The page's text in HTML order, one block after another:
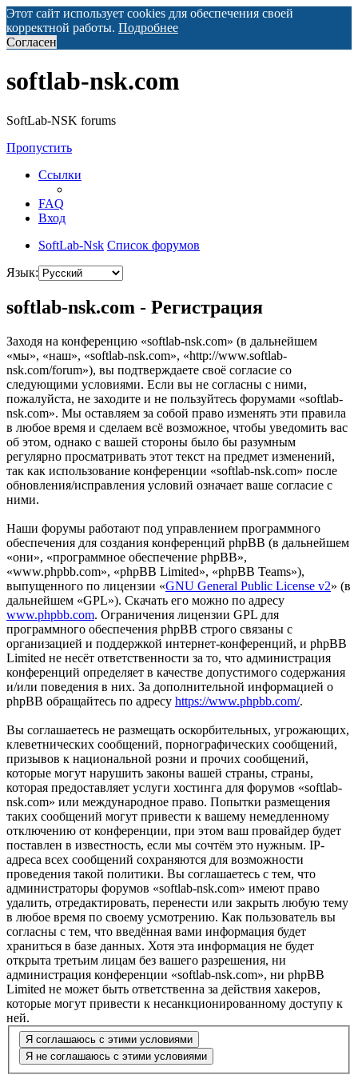
Этот сайт использует cookies для обеспечения своей
корректной работы. Подробнее
Согласен
softlab-nsk.com
SoftLab-NSK forums
Пропустить
Ссылки
FAQ
Вход
SoftLab-Nsk Список форумов
Язык:
softlab-nsk.com - Регистрация
Заходя на конференцию «softlab-nsk.com» (в дальнейшем
«мы», «наш», «softlab-nsk.com», «http://www.softlab-
nsk.com/forum»), вы подтверждаете своё согласие со
следующими условиями. Если вы не согласны с ними,
пожалуйста, не заходите и не пользуйтесь форумами «softlab-
nsk.com». Мы оставляем за собой право изменять эти правила
в любое время и сделаем всё возможное, чтобы уведомить вас
об этом, однако с вашей стороны было бы разумным
регулярно просматривать этот текст на предмет изменений,
так как использование конференции «softlab-nsk.com» после
обновления/исправления условий означает ваше согласие с
ними.
Наши форумы работают под управлением программного
обеспечения для создания конференций phpBB (в дальнейшем
«они», «программное обеспечение phpBB»,
«www.phpbb.com», «phpBB Limited», «phpBB Teams»),
выпущенного по лицензии «GNU General Public License v2» (в
дальнейшем «GPL»). Скачать его можно по адресу
www.phpbb.com. Ограничения лицензии GPL для
программного обеспечения phpBB строго связаны с
организацией и поддержкой интернет-конференций, и phpBB
Limited не несёт ответственности за то, что администрация
конференций определяет в качестве допустимого содержания
и/или поведения в них. За дополнительной информацией о
phpBB обращайтесь по адресу https://www.phpbb.com/.
Вы соглашаетесь не размещать оскорбительных, угрожающих,
клеветнических сообщений, порнографических сообщений,
призывов к национальной розни и прочих сообщений,
которые могут нарушить законы вашей страны, страны,
которая предоставляет услуги хостинга для форумов «softlab-
nsk.com» или международное право. Попытки размещения
таких сообщений могут привести к вашему немедленному
отключению от конференции, при этом ваш провайдер будет
поставлен в известность, если мы сочтём это нужным. IP-
адреса всех сообщений сохраняются для возможности
проведения такой политики. Вы соглашаетесь с тем, что
администраторы форумов «softlab-nsk.com» имеют право
удалить, отредактировать, перенести или закрыть любую тему
в любое время по своему усмотрению. Как пользователь вы
согласны с тем, что введённая вами информация будет
храниться в базе данных. Хотя эта информация не будет
открыта третьим лицам без вашего разрешения, ни
администрация конференции «softlab-nsk.com», ни phpBB
Limited не может быть ответственна за действия хакеров,
которые могут привести к несанкционированному доступу к
ней.